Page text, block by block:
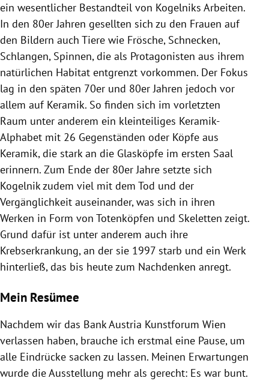
ein wesentlicher Bestandteil von Kogelniks Arbeiten.
In den 80er Jahren gesellten sich zu den Frauen auf
den Bildern auch Tiere wie Frösche, Schnecken,
Schlangen, Spinnen, die als Protagonisten aus ihrem
natürlichen Habitat entgrenzt vorkommen. Der Fokus
lag in den späten 70er und 80er Jahren jedoch vor
allem auf Keramik. So finden sich im vorletzten
Raum unter anderem ein kleinteiliges Keramik-
Alphabet mit 26 Gegenständen oder Köpfe aus
Keramik, die stark an die Glasköpfe im ersten Saal
erinnern. Zum Ende der 80er Jahre setzte sich
Kogelnik zudem viel mit dem Tod und der
Vergänglichkeit auseinander, was sich in ihren
Werken in Form von Totenköpfen und Skeletten zeigt.
Grund dafür ist unter anderem auch ihre
Krebserkrankung, an der sie 1997 starb und ein Werk
hinterließ, das bis heute zum Nachdenken anregt.
Mein Resümee
Nachdem wir das Bank Austria Kunstforum Wien
verlassen haben, brauche ich erstmal eine Pause, um
alle Eindrücke sacken zu lassen. Meinen Erwartungen
wurde die Ausstellung mehr als gerecht: Es war bunt.